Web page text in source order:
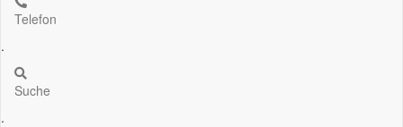
Telefon
.
Suche
.